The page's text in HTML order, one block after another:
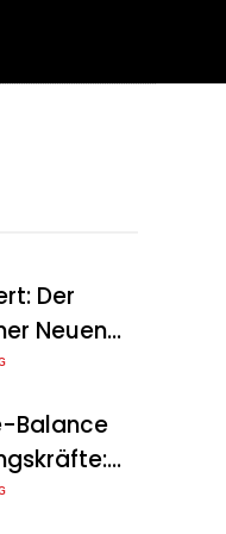
Der
Neuen
Von
Balance
Echte